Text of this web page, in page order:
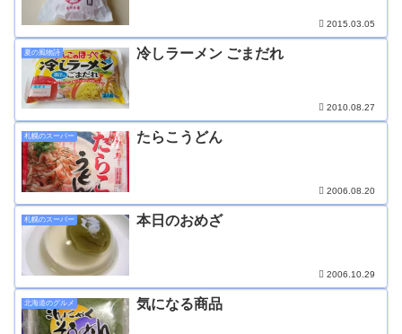
2015.03.05
夏の風物詩 冷しラーメン ごまだれ
2010.08.27
札幌のスーパー たらこうどん
2006.08.20
札幌のスーパー 本日のおめざ
2006.10.29
北海道のグルメ 気になる商品